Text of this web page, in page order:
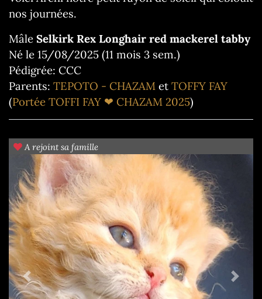
A rejoint sa famille
Previous Next
nos journées.
Mâle Selkirk Rex Longhair red mackerel tabby
Né le 15/08/2025 (11 mois 3 sem.)
Pédigrée: CCC
Parents: TEPOTO - CHAZAM et TOFFY FAY
(Portée TOFFI FAY ❤ CHAZAM 2025)